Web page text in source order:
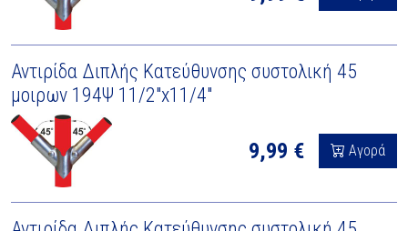
Αντιρίδα Διπλής Κατεύθυνσης συστολική 45
μοιρων 194Ψ 11/2"x11/4"
9,99 € Αγορά